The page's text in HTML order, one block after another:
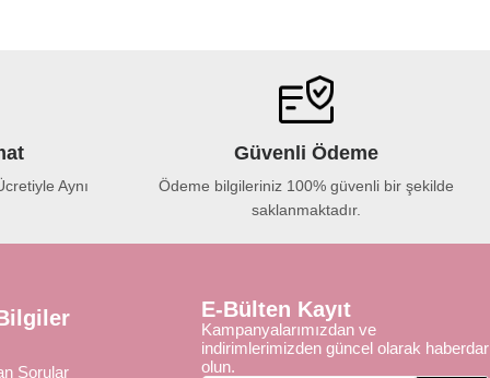
Aynı
Güvenli Ödeme
Ödeme bilgileriniz 100% güvenli bir şekilde
saklanmaktadır.
Sorular
E-Bülten Kayıt
Kampanyalarımızdan ve
indirimlerimizden güncel olarak haberdar
olun.